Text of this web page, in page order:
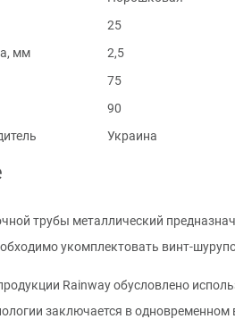
25
мм
2,5
75
90
Украина
трубы металлический
укомплектовать винт-
Rainway обусловлено
заключается в